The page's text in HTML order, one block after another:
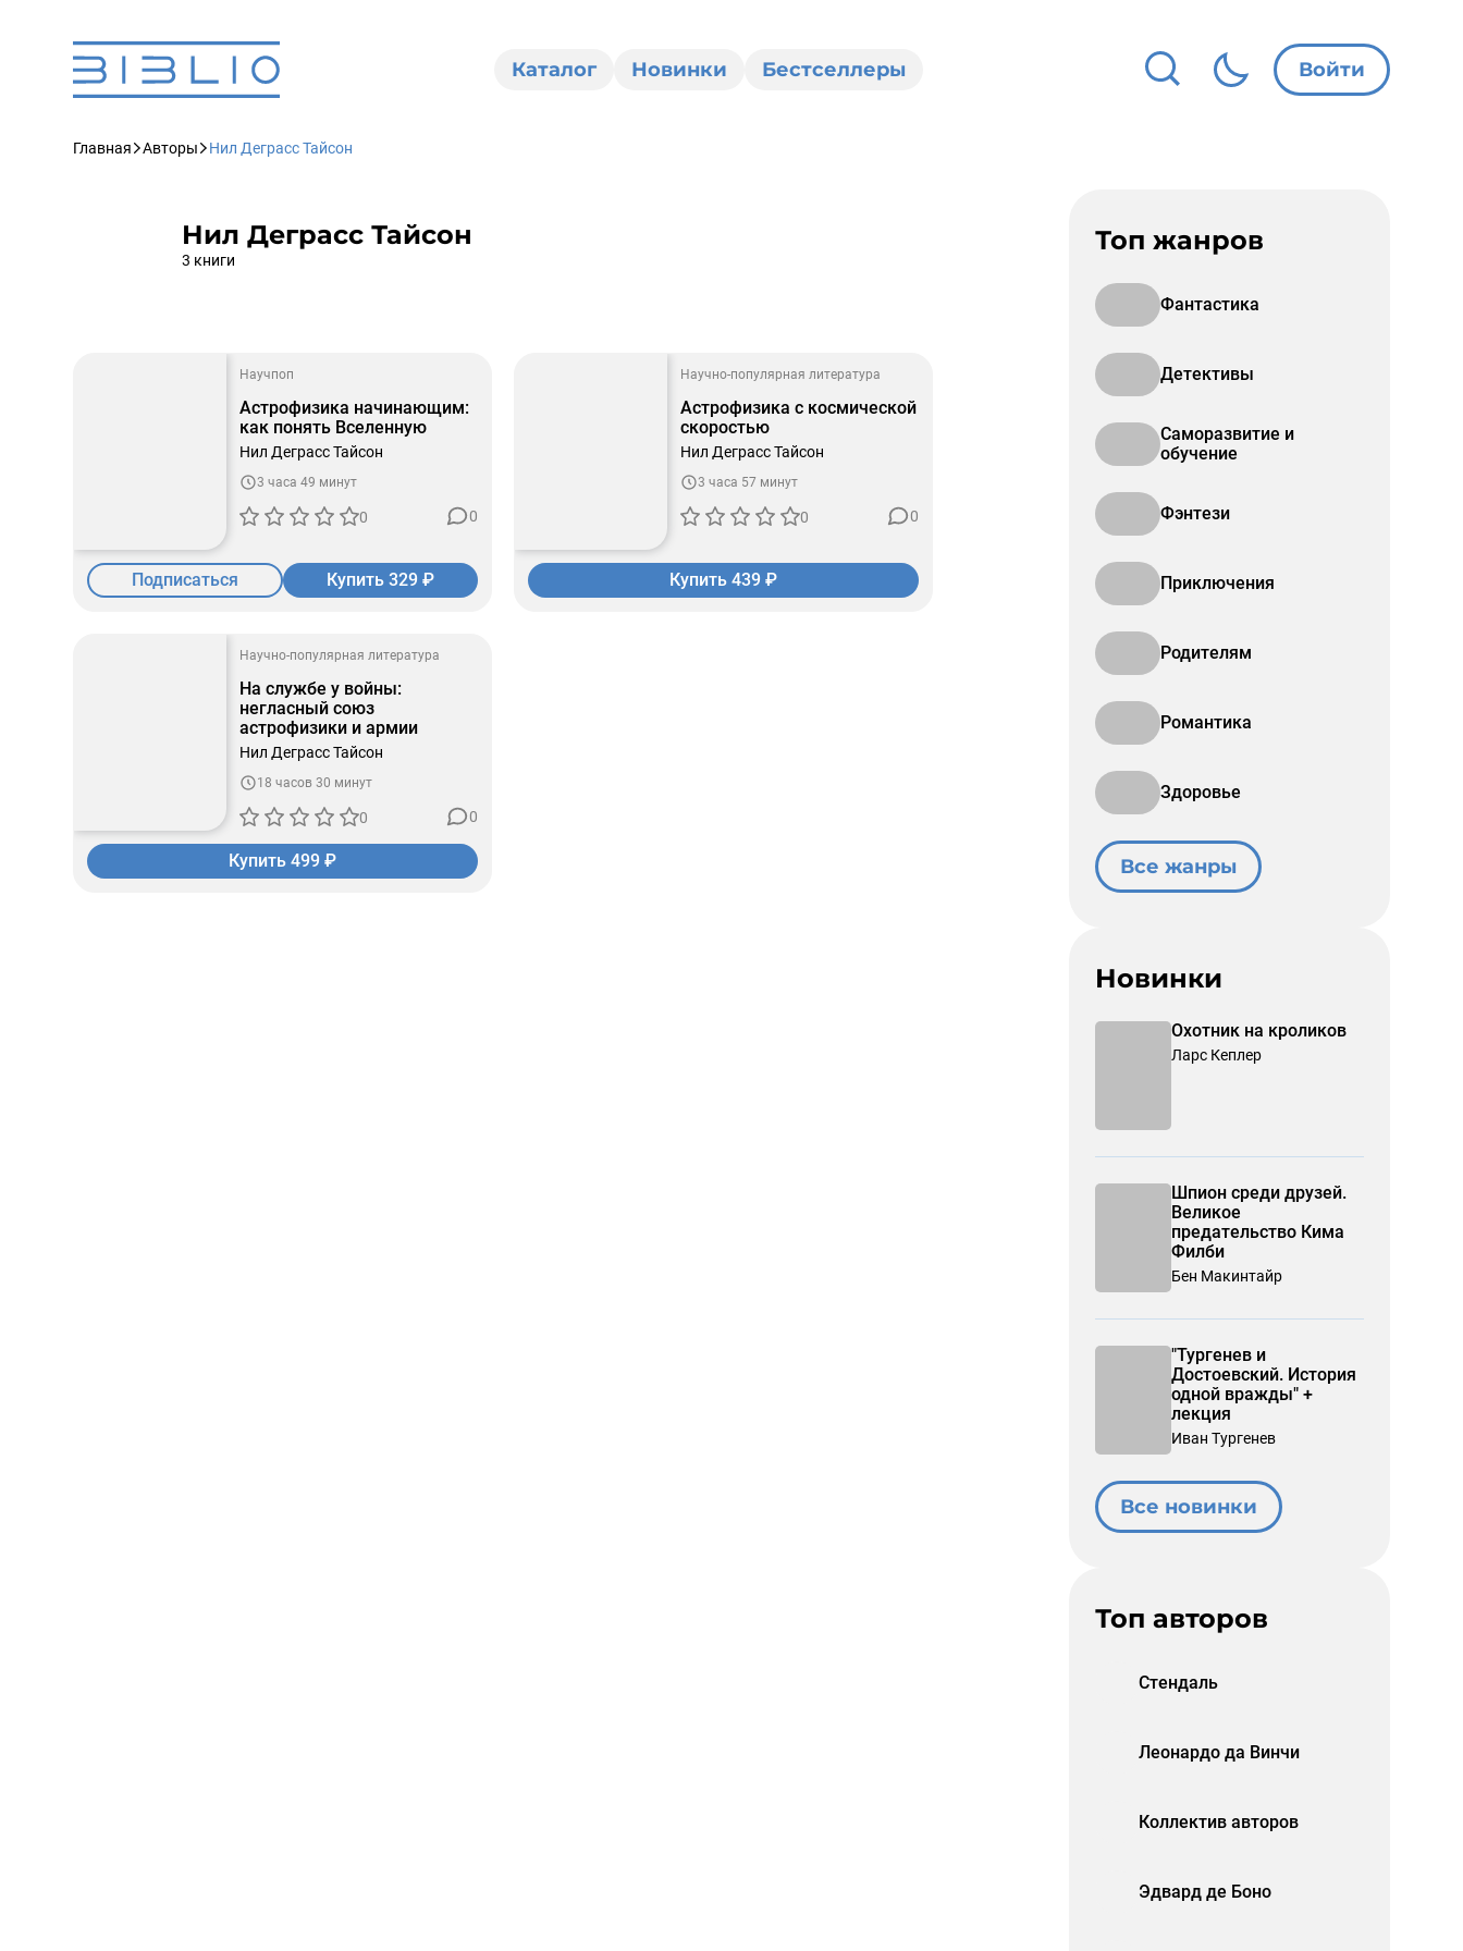
Каталог Новинки Бестселлеры Войти
Главная Авторы Нил Деграсс Тайсон
Нил Деграсс Тайсон
3 книги
Научпоп
Астрофизика начинающим:
как понять Вселенную
Нил Деграсс Тайсон
3 часа 49 минут
0 0
Подписаться Купить 329 ₽
Научно-популярная литература
Астрофизика с космической
скоростью
Нил Деграсс Тайсон
3 часа 57 минут
0 0
Купить 439 ₽
Научно-популярная литература
На службе у войны:
негласный союз
астрофизики и армии
Нил Деграсс Тайсон
18 часов 30 минут
0 0
Купить 499 ₽
Топ жанров
Фантастика
Детективы
Саморазвитие и
обучение
Фэнтези
Приключения
Родителям
Романтика
Здоровье
Все жанры
Новинки
Охотник на кроликов
Ларс Кеплер
Шпион среди друзей.
Великое
предательство Кима
Филби
Бен Макинтайр
"Тургенев и
Достоевский. История
одной вражды" +
лекция
Иван Тургенев
Все новинки
Топ авторов
Стендаль
Леонардо да Винчи
Коллектив авторов
Эдвард де Боно